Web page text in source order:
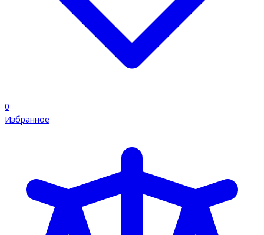
0
Избранное